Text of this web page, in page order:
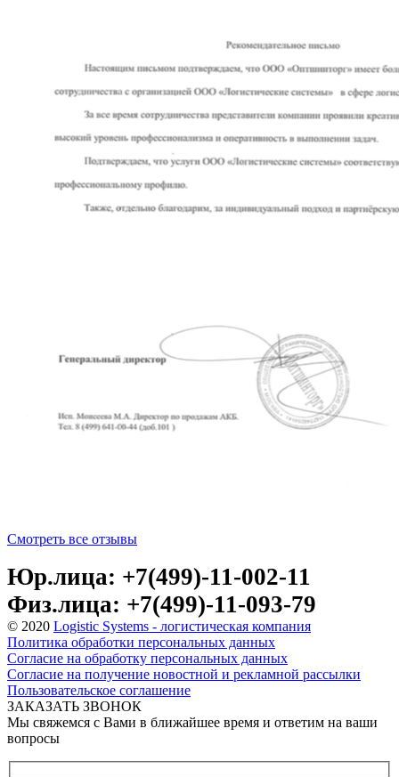
Смотреть все отзывы
Юр.лица: +7(499)-11-002-11
Физ.лица: +7(499)-11-093-79
© 2020 Logistic Systems - логистическая компания
Политика обработки персональных данных
Согласие на обработку персональных данных
Согласие на получение новостной и рекламной рассылки
Пользовательское соглашение
ЗАКАЗАТЬ ЗВОНОК
Мы свяжемся с Вами в ближайшее время и ответим на ваши
вопросы